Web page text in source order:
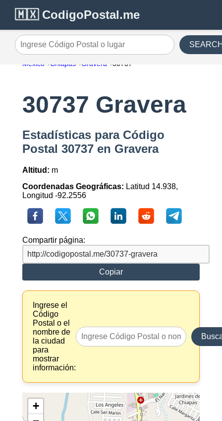
🇲🇽 CodigoPostal.me
Ingrese Código Postal o lugar
México Chiapas Gravera 30737
30737 Gravera
Estadísticas para Código
Postal 30737 en Gravera
Altitud: m
Coordenadas Geográficas: Latitud 14.938,
Longitud -92.2556
Compartir página:
Copiar
Ingrese el
Código
Postal o el
nombre de
la ciudad
para
mostrar
información:
+